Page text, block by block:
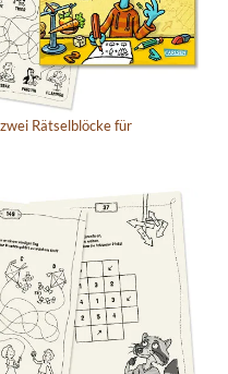
Rätselblöcke für